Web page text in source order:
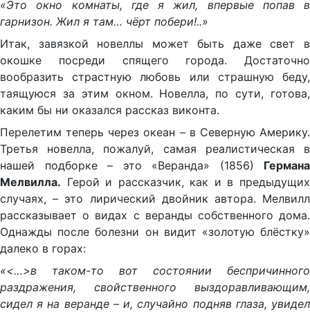
«Это окно комнаты, где я жил, впервые попав в
гарнизон. Жил я там… чёрт побери!..»
Итак, завязкой новеллы может быть даже свет в
окошке посреди спящего города. Достаточно
вообразить страстную любовь или страшную беду,
таящуюся за этим окном. Новелла, по сути, готова,
каким бы ни оказался рассказ виконта.
Перелетим теперь через океан – в Северную Америку.
Третья новелла, пожалуй, самая реалистическая в
нашей подборке – это «Веранда» (1856) Германа
Мелвилла. Герой и рассказчик, как и в предыдущих
случаях, – это лирический двойник автора. Мелвилл
рассказывает о видах с веранды собственного дома.
Однажды после болезни он видит «золотую блёстку»
далеко в горах:
«<…>в таком-то вот состоянии беспричинного
раздражения, свойственного выздоравливающим,
сидел я на веранде – и, случайно подняв глаза, увидел